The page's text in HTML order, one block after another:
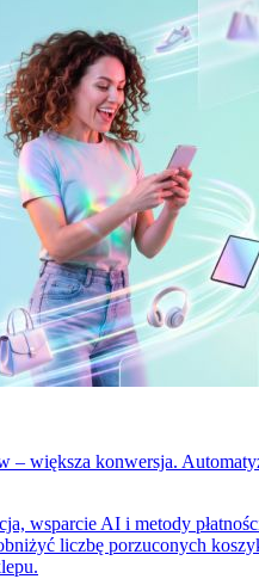
– większa konwersja.
wsparcie AI i metody
liczbę porzuconych